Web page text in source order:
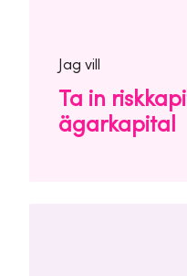
Jag vill
Ta in
ägarkapital